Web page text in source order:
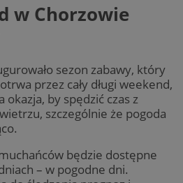
w Chorzowie
sezon zabawy, który
przez cały długi weekend,
okazja, by spędzić czas z
szczególnie że pogoda
będzie dostępne
– w pogodne dni.